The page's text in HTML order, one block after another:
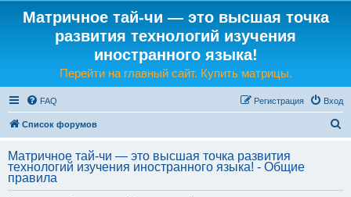
Матричное тай-чи — это высшая точка
развития технологий изучения
иностранного языка!
Перейти на главный сайт. Купить матрицы.
FAQ Вход
Регистрация
Список форумов
Матричное тай-чи — это высшая точка развития
технологий изучения иностранного языка! - Общие
правила